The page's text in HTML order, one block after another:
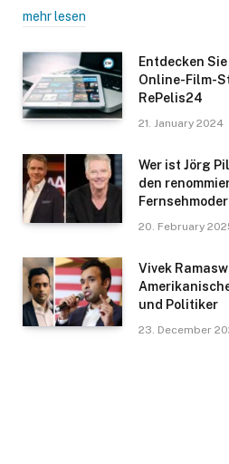
mehr lesen
Entdecken
Online-Film-
RePelis24
21. January 2024
Wer ist Jörg
den
20. February
Vivek
und Politiker
23. December